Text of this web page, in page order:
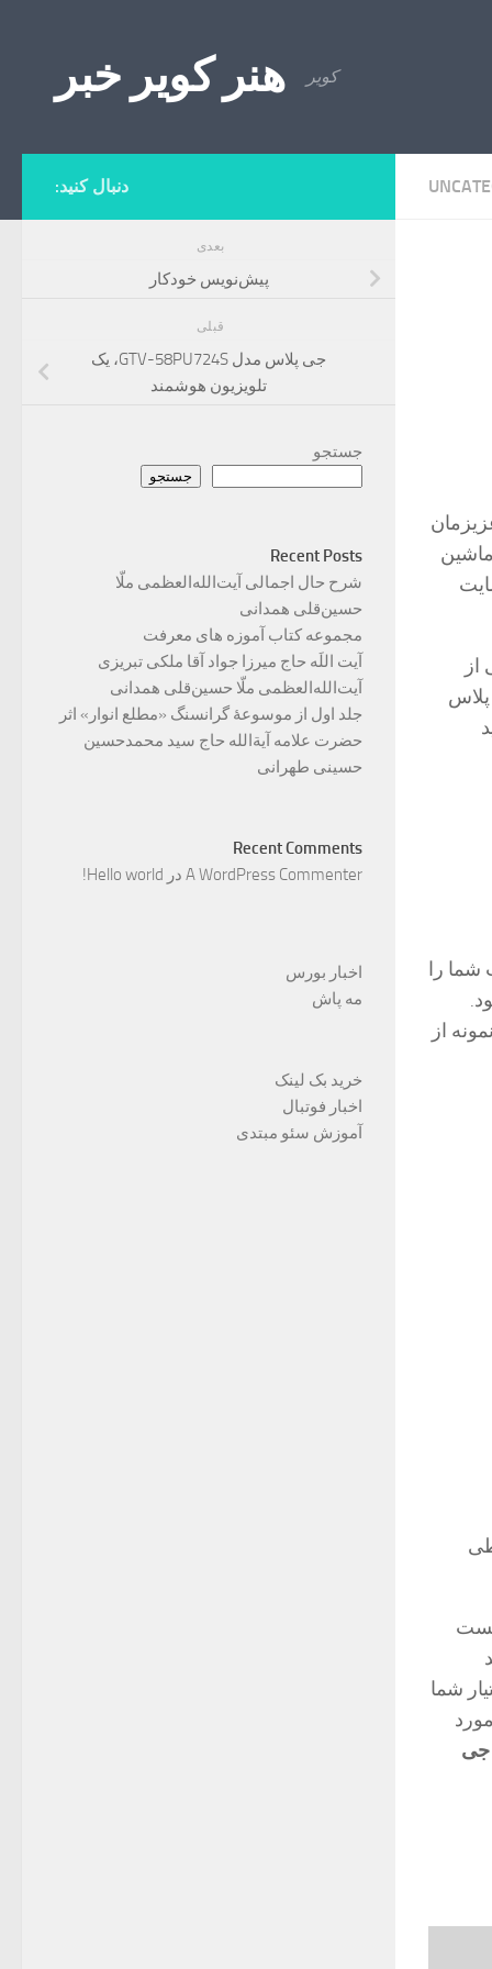
هنر کویر خبر کویر
شما را
از
اقساطی
شما
جی
دنبال کنید:
بعدی
پیش‌نویس خودکار
قبلی
جی پلاس مدل GTV-58PU724S، یک
تلویزیون هوشمند
جستجو
جستجو
Recent Posts
شرح حال اجمالی آیت‌الله‌العظمی ملّا
حسین‌قلی همدانی
مجموعه کتاب آموزه های معرفت
آیت اللَه حاج میرزا جواد آقا ملکی تبریزی
آیت‌الله‌العظمی ملّا حسین‌قلی همدانی
جلد اول از موسوعۀ گرانسنگ «مطلع انوار» اثر
حضرت علامه آیة‌الله حاج سید محمدحسین
حسینی طهرانی
Recent Comments
A WordPress Commenter در Hello world!
اخبار بورس
مه پاش
خرید بک لینک
اخبار فوتبال
آموزش سئو مبتدی